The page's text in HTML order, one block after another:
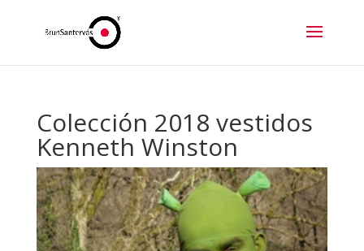
Colección 2018 vestidos
Kenneth Winston